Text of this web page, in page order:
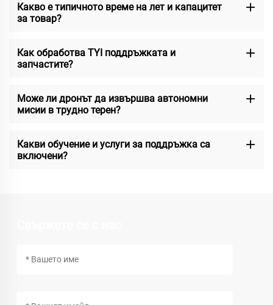
Какво е типичното време на лет и капацитет
за товар?
Как обработва TYI поддръжката и
запчастите?
Може ли дронът да извършва автономни
мисии в трудно терен?
Какви обучение и услуги за поддръжка са
включени?